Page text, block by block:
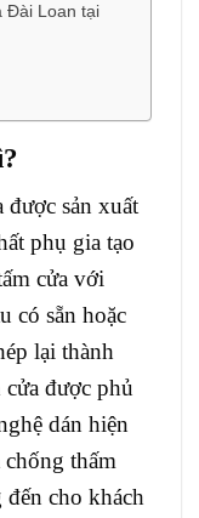
Đài Loan tại
được sản xuất
phụ gia tạo
cửa với
có sẵn hoặc
lại thành
được phủ
dán hiện
thấm
cho khách